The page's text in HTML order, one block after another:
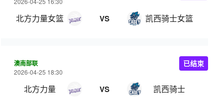
北方力量女篮 VS 凯西骑士女篮
澳南部联
2026-04-25 18:30
北方力量 VS 凯西骑士
已结束